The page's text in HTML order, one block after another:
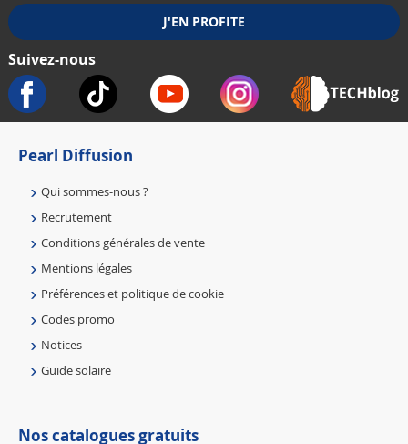
Suivez-nous
Pearl Diffusion
Qui sommes-nous ?
Recrutement
Conditions générales de vente
Mentions légales
Préférences et politique de cookie
Codes promo
Notices
Guide solaire
Nos catalogues gratuits